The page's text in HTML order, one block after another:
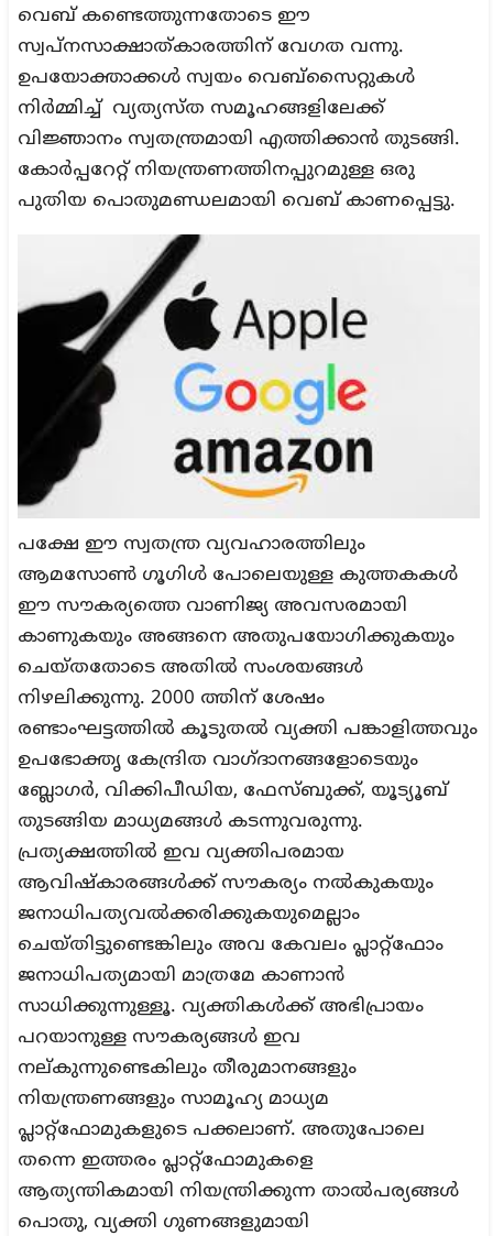
വെബ് കണ്ടെത്തുന്നതോടെ ഈ
സ്വപ്നസാക്ഷാത്കാരത്തിന് വേഗത വന്നു.
ഉപയോക്താക്കൾ സ്വയം വെബ്സൈറ്റുകൾ
നിർമ്മിച്ച് വ്യത്യസ്ത സമൂഹങ്ങളിലേക്ക്
വിജ്ഞാനം സ്വതന്ത്രമായി എത്തിക്കാൻ തുടങ്ങി.
കോർപ്പറേറ്റ് നിയന്ത്രണത്തിനപ്പുറമുള്ള ഒരു
പുതിയ പൊതുമണ്ഡലമായി വെബ് കാണപ്പെട്ടു.
പക്ഷേ ഈ സ്വതന്ത്ര വ്യവഹാരത്തിലും
ആമസോൺ ഗൂഗിൾ പോലെയുള്ള കുത്തകകൾ
ഈ സൗകര്യത്തെ വാണിജ്യ അവസരമായി
കാണുകയും അങ്ങനെ അതുപയോഗിക്കുകയും
ചെയ്തതോടെ അതിൽ സംശയങ്ങൾ
നിഴലിക്കുന്നു. 2000 ത്തിന് ശേഷം
രണ്ടാംഘട്ടത്തിൽ കൂടുതൽ വ്യക്തി പങ്കാളിത്തവും
ഉപഭോക്തൃ കേന്ദ്രിത വാഗ്ദാനങ്ങളോടെയും
ബ്ലോഗർ, വിക്കിപീഡിയ, ഫേസ്ബുക്ക്, യൂട്യൂബ്
തുടങ്ങിയ മാധ്യമങ്ങൾ കടന്നുവരുന്നു.
പ്രത്യക്ഷത്തിൽ ഇവ വ്യക്തിപരമായ
ആവിഷ്കാരങ്ങൾക്ക് സൗകര്യം നൽകുകയും
ജനാധിപത്യവൽക്കരിക്കുകയുമെല്ലാം
ചെയ്തിട്ടുണ്ടെങ്കിലും അവ കേവലം പ്ലാറ്റ്ഫോം
ജനാധിപത്യമായി മാത്രമേ കാണാൻ
സാധിക്കുന്നുള്ളൂ. വ്യക്തികൾക്ക് അഭിപ്രായം
പറയാനുള്ള സൗകര്യങ്ങൾ ഇവ
നല്കുന്നുണ്ടെകിലും തീരുമാനങ്ങളും
നിയന്ത്രണങ്ങളും സാമൂഹ്യ മാധ്യമ
പ്ലാറ്റ്ഫോമുകളുടെ പക്കലാണ്. അതുപോലെ
തന്നെ ഇത്തരം പ്ലാറ്റ്ഫോമുകളെ
ആത്യന്തികമായി നിയന്ത്രിക്കുന്ന താൽപര്യങ്ങൾ
പൊതു, വ്യക്തി ഗുണങ്ങളുമായി